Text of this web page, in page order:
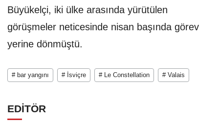
Büyükelçi, iki ülke arasında yürütülen
görüşmeler neticesinde nisan başında görev
yerine dönmüştü.
# bar yangını # İsviçre # Le Constellation # Valais
EDİTÖR